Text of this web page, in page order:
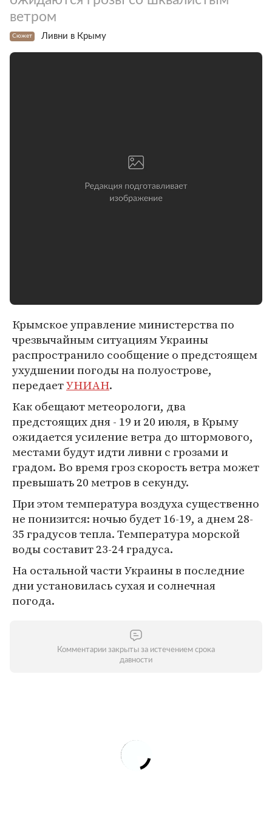
ветром
Сюжет Ливни в Крыму
Крымское управление министерства по
чрезвычайным ситуациям Украины
распространило сообщение о предстоящем
ухудшении погоды на полуострове,
передаетУНИАН.
Как обещают метеорологи, два
предстоящих дня - 19 и 20 июля, в Крыму
ожидается усиление ветра до штормового,
местами будут идти ливни с грозами и
градом. Во время гроз скорость ветра может
превышать 20 метров в секунду.
При этом температура воздуха существенно
не понизится: ночью будет 16-19, а днем 28-
35 градусов тепла. Температура морской
воды составит 23-24 градуса.
На остальной части Украины в последние
дни установилась сухая и солнечная
погода.
Комментарии закрыты за истечением срока
давности